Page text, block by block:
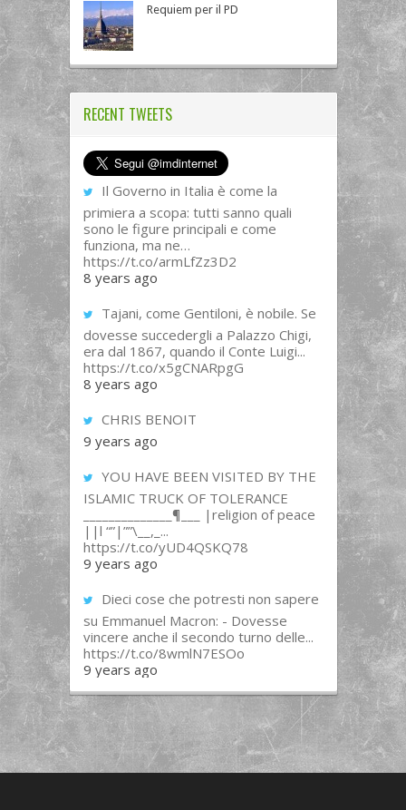
Requiem per il PD
RECENT TWEETS
Il Governo in Italia è come la
primiera a scopa: tutti sanno quali
sono le figure principali e come
funziona, ma ne…
https://t.co/armLfZz3D2
8 years ago
Tajani, come Gentiloni, è nobile. Se
dovesse succedergli a Palazzo Chigi,
era dal 1867, quando il Conte Luigi...
https://t.co/x5gCNARpgG
8 years ago
CHRIS BENOIT
9 years ago
YOU HAVE BEEN VISITED BY THE
ISLAMIC TRUCK OF TOLERANCE
______________¶___ |religion of peace
||l “”|””\__,_...
https://t.co/yUD4QSKQ78
9 years ago
Dieci cose che potresti non sapere
su Emmanuel Macron: - Dovesse
vincere anche il secondo turno delle...
https://t.co/8wmlN7ESOo
9 years ago